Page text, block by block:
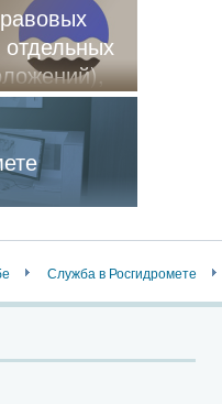
отдельных
Служба в Росгидромете